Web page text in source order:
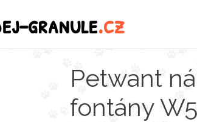
granule.cz
Petwant
fontány W5